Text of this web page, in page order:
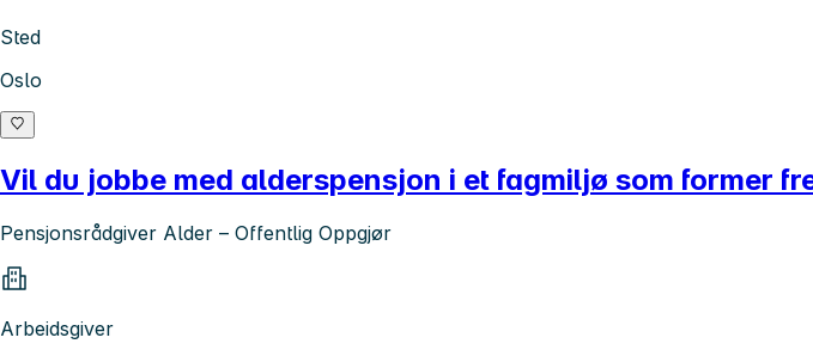
Sted
Oslo
Vil du jobbe med alderspensjon i et fagmiljø som former
Pensjonsrådgiver Alder – Offentlig Oppgjør
Arbeidsgiver